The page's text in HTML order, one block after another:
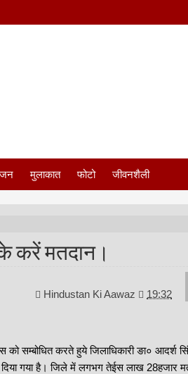
मुलाकात फोटो जीवनशैली
करें मतदान।
Hindustan Ki Aawaz 19:32
को सम्बोधित करते हुये जिलाधिकारी ङा० आदर्श
गया है। जिले में लगभग तेईस लाख 28हजार